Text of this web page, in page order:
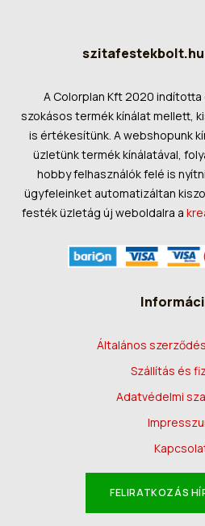
szitafestekbolt.hu
A Colorplan Kft 2020
szokásos termék kínálat mellett,
is értékesítünk. A webshopunk
üzletünk termék kínálatával,
hobby felhasználók felé is
ügyfeleinket automatizáltan
festék üzletág új weboldalra a
Általános
Szállítás és
Adatvédelmi
FELIRATKOZÁS